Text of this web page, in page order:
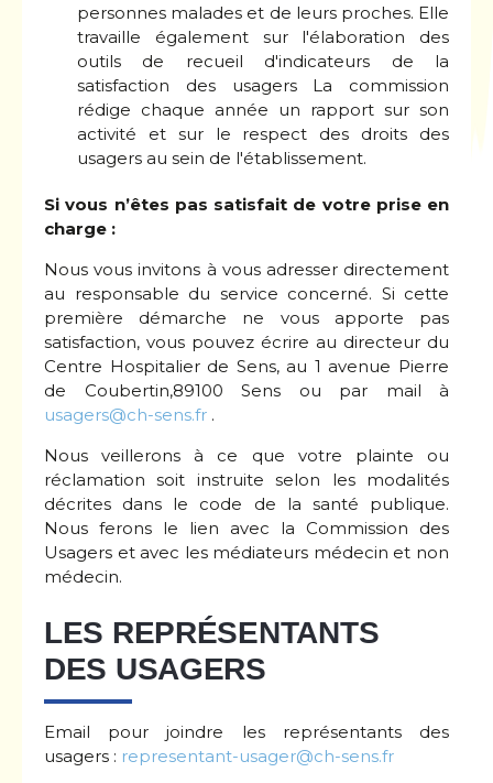
personnes malades et de leurs proches. Elle
travaille également sur l'élaboration des
outils de recueil d'indicateurs de la
satisfaction des usagers La commission
rédige chaque année un rapport sur son
activité et sur le respect des droits des
usagers au sein de l'établissement.
Si vous n’êtes pas satisfait de votre prise en
charge :
Nous vous invitons à vous adresser directement
au responsable du service concerné. Si cette
première démarche ne vous apporte pas
satisfaction, vous pouvez écrire au directeur du
Centre Hospitalier de Sens, au 1 avenue Pierre
de Coubertin,89100 Sens ou par mail à
usagers@ch-sens.fr .
Nous veillerons à ce que votre plainte ou
réclamation soit instruite selon les modalités
décrites dans le code de la santé publique.
Nous ferons le lien avec la Commission des
Usagers et avec les médiateurs médecin et non
médecin.
LES REPRÉSENTANTS
DES USAGERS
Email pour joindre les représentants des
usagers : representant-usager@ch-sens.fr